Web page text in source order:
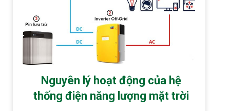
Nguyên lý hoạt động của hệ
thống điện năng lượng mặt trời